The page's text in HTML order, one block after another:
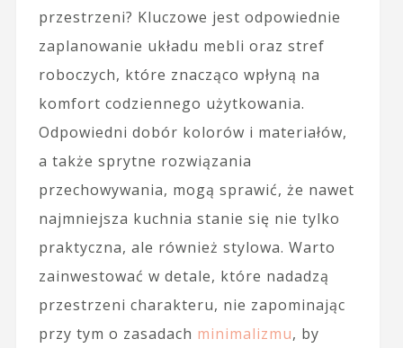
przestrzeni? Kluczowe jest odpowiednie
zaplanowanie układu mebli oraz stref
roboczych, które znacząco wpłyną na
komfort codziennego użytkowania.
Odpowiedni dobór kolorów i materiałów,
a także sprytne rozwiązania
przechowywania, mogą sprawić, że nawet
najmniejsza kuchnia stanie się nie tylko
praktyczna, ale również stylowa. Warto
zainwestować w detale, które nadadzą
przestrzeni charakteru, nie zapominając
przy tym o zasadach minimalizmu, by